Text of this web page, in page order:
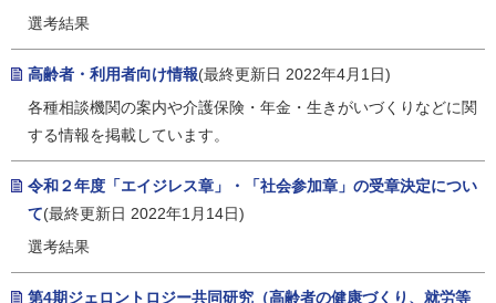
選考結果
高齢者・利用者向け情報(最終更新日 2022年4月1日)
各種相談機関の案内や介護保険・年金・生きがいづくりなどに関
する情報を掲載しています。
令和２年度「エイジレス章」・「社会参加章」の受章決定につい
て(最終更新日 2022年1月14日)
選考結果
第4期ジェロントロジー共同研究（高齢者の健康づくり、就労等